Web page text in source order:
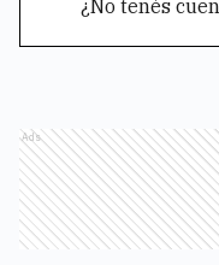
¿No tenés
Ads